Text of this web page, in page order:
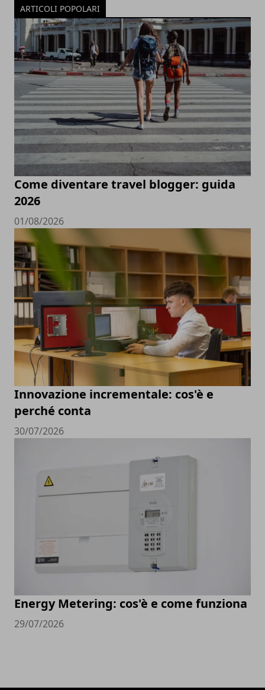
ARTICOLI POPOLARI
Come diventare travel blogger: guida
2026
01/08/2026
Innovazione incrementale: cos'è e
perché conta
30/07/2026
Energy Metering: cos'è e come funziona
29/07/2026